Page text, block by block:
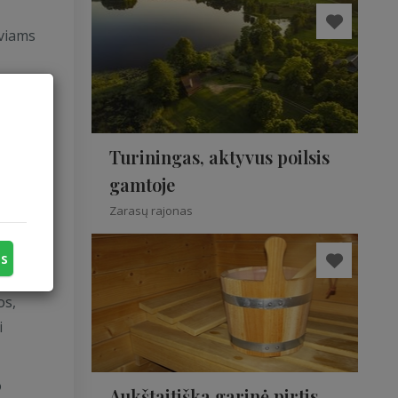
Turiningas, aktyvus poilsis
gamtoje
Zarasų rajonas